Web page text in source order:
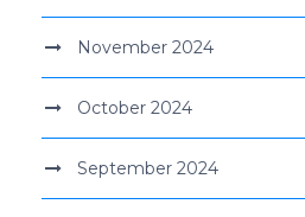
November 2024
October 2024
September 2024